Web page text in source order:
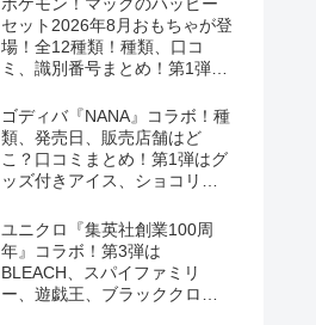
セット2026年8月おもちゃが登
場！全12種類！種類、口コ
ミ、識別番号まとめ！第1弾は
ゴディバ『NANA』コラボ！種
類、発売日、販売店舗はど
こ？口コミまとめ！第1弾はグ
ッズ付きアイス、ショコリキ
より新発売！第2弾は限定チョ
コレートなどが2026年10月？
再販売は？
ユニクロ『集英社創業100周
年』コラボ！第3弾は
BLEACH、スパイファミリ
ー、遊戯王、ブラッククロー